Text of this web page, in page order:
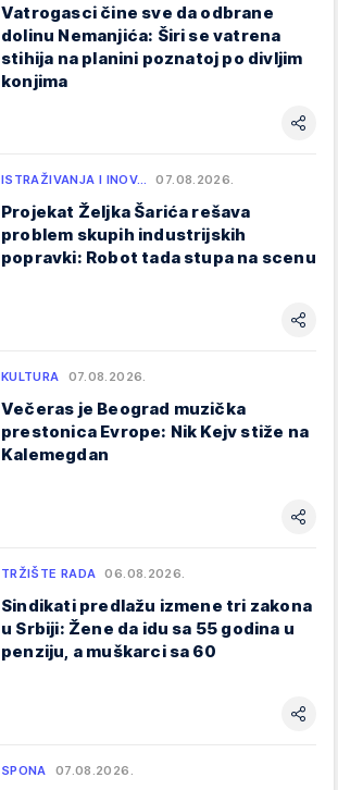
Vatrogasci čine sve da odbrane
dolinu Nemanjića: Širi se vatrena
stihija na planini poznatoj po divljim
konjima
ISTRAŽIVANJA I INOV… 07.08.2026.
Projekat Željka Šarića rešava
problem skupih industrijskih
popravki: Robot tada stupa na scenu
KULTURA 07.08.2026.
Večeras je Beograd muzička
prestonica Evrope: Nik Kejv stiže na
Kalemegdan
TRŽIŠTE RADA 06.08.2026.
Sindikati predlažu izmene tri zakona
u Srbiji: Žene da idu sa 55 godina u
penziju, a muškarci sa 60
SPONA 07.08.2026.